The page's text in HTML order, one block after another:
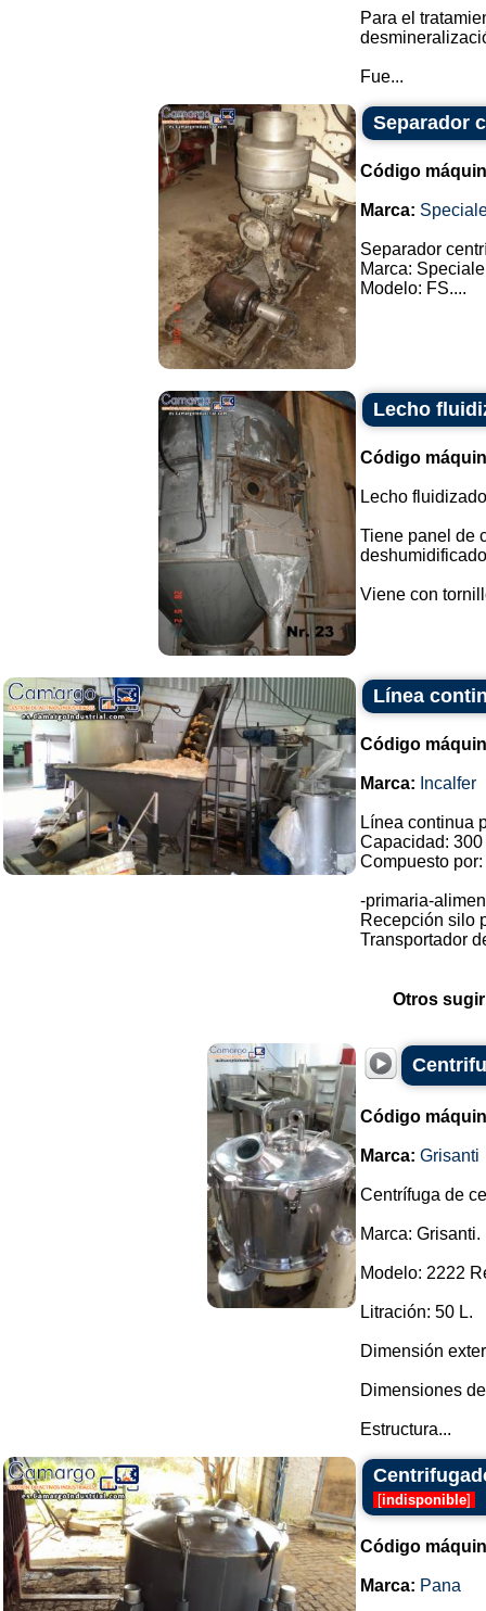
Para el
Fue...
Separador
Código
Marca:
Separador
Marca:
Modelo: FS....
Lecho
Código
Lecho
Tiene panel de
Viene con
Línea
Código
Marca: Incalfer
Línea continua
Capacidad:
Compuesto por:
-primaria-
Recepción silo
Transportador
Otros
Código
Marca: Grisanti
Centrífuga de
Marca: Grisanti.
Modelo: 2222
Litración: 50 L.
Dimensión
Dimensiones
Estructura...
[indisponible]
Código
Marca: Pana